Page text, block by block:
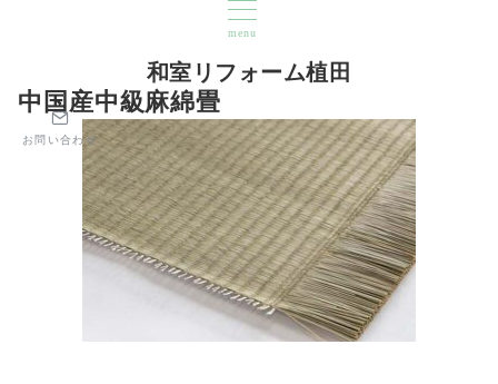
menu
和室リフォーム植田
お問い合わせ
中国産中級麻綿畳